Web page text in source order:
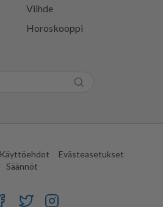
Viihde
Horoskooppi
Käyttöehdot
Evästeasetukset
Säännöt